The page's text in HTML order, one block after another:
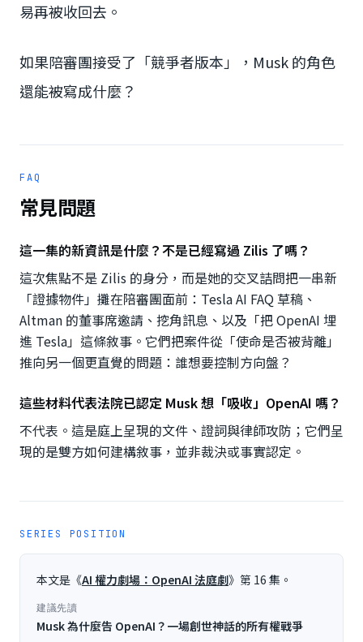
易再被收回去。
如果陪審團接受了「競爭者版本」，Musk 的角色
還能被寫成什麼？
FAQ
常見問題
這一集的新資訊是什麼？不是已經寫過 Zilis 了嗎？
這次焦點不是 Zilis 的身分，而是她的交叉詰問把一串新
「證據物件」攤在陪審團面前：Tesla AI FAQ 草稿、
Altman 的董事席邀請、挖角訊息、以及「把 OpenAI 埋
進 Tesla」這條敘事。它們把案件從「使命是否被背離」
推向另一個更直覺的問題：誰想要控制方向盤？
這些材料代表法院已認定 Musk 想「吸收」OpenAI 嗎？
不代表。這是庭上呈現的文件、證詞與律師攻防；它們呈
現的是雙方如何建構敘事，並非裁決或事實認定。
SERIES POSITION
本文是《AI 權力劇場：OpenAI 法庭劇》第 16 集。
建議先讀
Musk 為什麼告 OpenAI？一場創世神話的所有權戰爭